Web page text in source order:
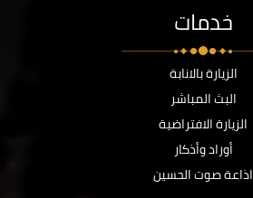
خدمات
الزيارة بالانابة
البث المباشر
الزيارة الافتراضية
أوراد وأذكار
اذاعة صوت الحسين